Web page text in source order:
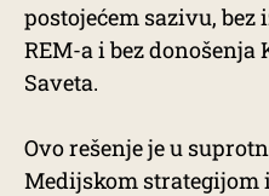
postojećem sazivu, bez
REM-a i bez donošenja
Saveta.
Ovo rešenje je u
Medijskom